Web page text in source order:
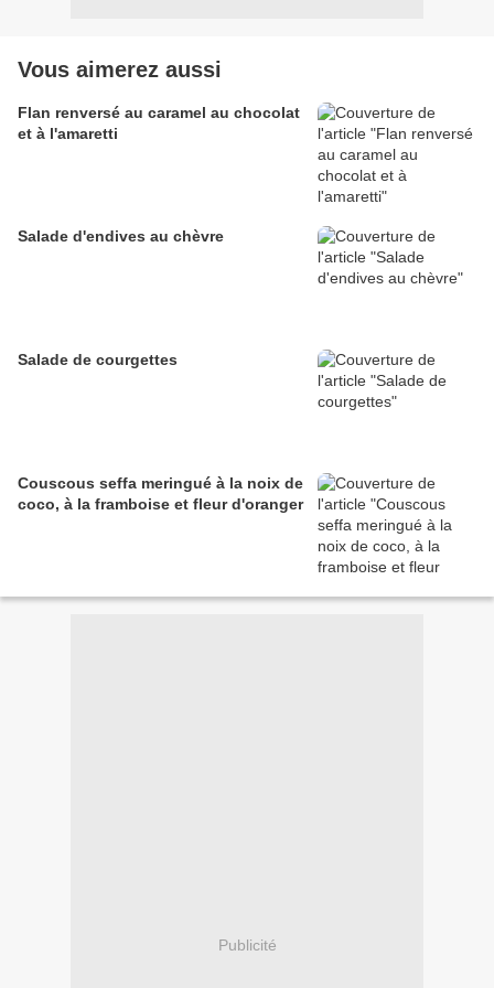
Vous aimerez aussi
Flan renversé au caramel au chocolat
et à l'amaretti
Salade d'endives au chèvre
Salade de courgettes
Couscous seffa meringué à la noix de
coco, à la framboise et fleur d'oranger
Publicité